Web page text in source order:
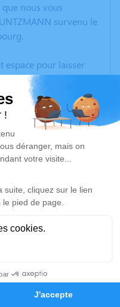
Hommages
que nous vous
survenu le
espace pour laisser
photos souvenirs, une
à travers des
est un lieu
mémoire de Denis
Je rends hommage